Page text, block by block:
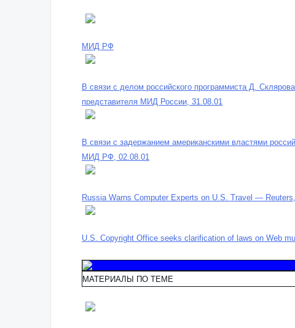
МИД РФ
В связи с делом российского программиста Д.
представителя МИД России, 31.08.01
В связи с задержанием американскими властями
МИД РФ, 02.08.01
Russia Warns Computer Experts on U.S. Travel —
U.S. Copyright Office seeks clarification of laws on Web
МАТЕРИАЛЫ ПО ТЕМЕ